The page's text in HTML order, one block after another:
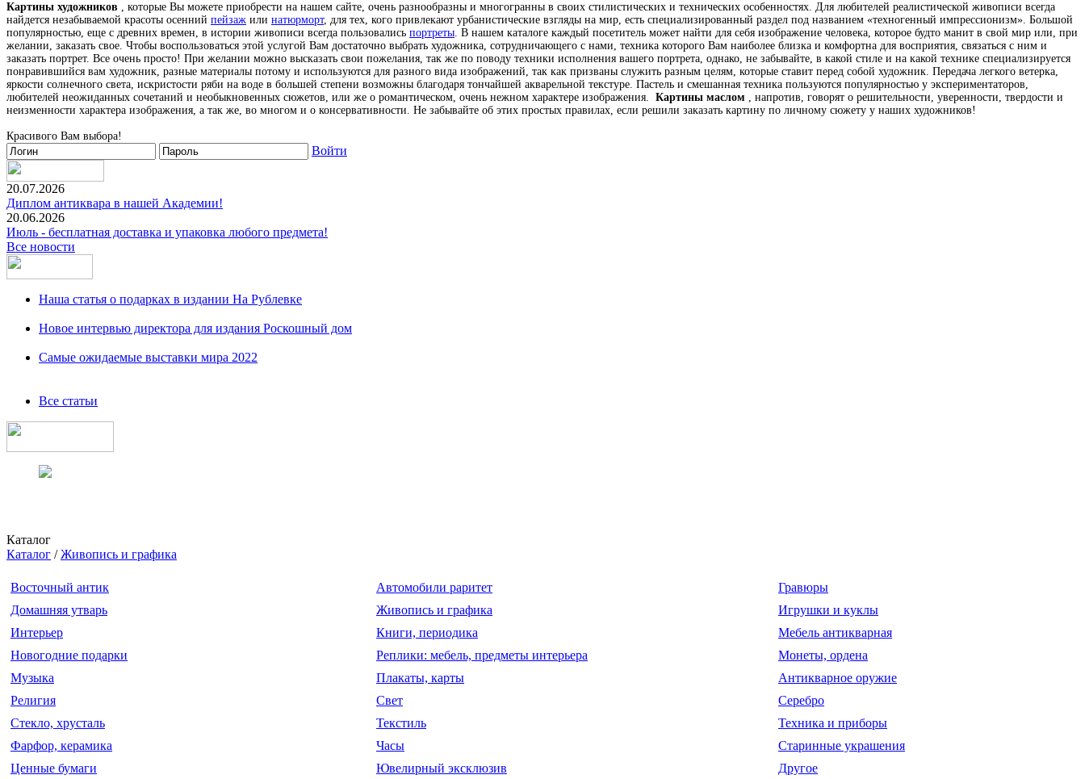
Картины художников , которые Вы можете приобрести на нашем сайте, очень разнообразны и многогранны в своих стилистических и технических особенностях. Для любителей реалистической живописи всегда
найдется незабываемой красоты осенний пейзаж или натюрморт, для тех, кого привлекают урбанистические взгляды на мир, есть специализированный раздел под названием «техногенный импрессионизм». Большой
популярностью, еще с древних времен, в истории живописи всегда пользовались портреты. В нашем каталоге каждый посетитель может найти для себя изображение человека, которое будто манит в свой мир или, при
желании, заказать свое. Чтобы воспользоваться этой услугой Вам достаточно выбрать художника, сотрудничающего с нами, техника которого Вам наиболее близка и комфортна для восприятия, связаться с ним и
заказать портрет. Все очень просто! При желании можно высказать свои пожелания, так же по поводу техники исполнения вашего портрета, однако, не забывайте, в какой стиле и на какой технике специализируется
понравившийся вам художник, разные материалы потому и используются для разного вида изображений, так как призваны служить разным целям, которые ставит перед собой художник. Передача легкого ветерка,
яркости солнечного света, искристости ряби на воде в большей степени возможны благодаря тончайшей акварельной текстуре. Пастель и смешанная техника пользуются популярностью у экспериментаторов,
любителей неожиданных сочетаний и необыкновенных сюжетов, или же о романтическом, очень нежном характере изображения. Картины маслом , напротив, говорят о решительности, уверенности, твердости и
неизменности характера изображения, а так же, во многом и о консервативности. Не забывайте об этих простых правилах, если решили заказать картину по личному сюжету у наших художников!
Красивого Вам выбора!
Войти
20.07.2026
Диплом антиквара в нашей Академии!
20.06.2026
Июль - бесплатная доставка и упаковка любого предмета!
Все новости
Наша статья о подарках в издании На Рублевке
Новое интервью директора для издания Роскошный дом
Самые ожидаемые выставки мира 2022
Все статьи
Каталог
Каталог /Живопись и графика
Восточный антик Автомобили раритет
Гравюры
Домашняя утварь
Живопись и графика
Игрушки и куклы
Интерьер
Книги, периодика
Мебель антикварная
Новогодние подарки
Реплики: мебель, предметы интерьера
Монеты, ордена
Музыка
Плакаты, карты
Антикварное оружие
Религия
Свет
Серебро
Стекло, хрусталь
Текстиль
Техника и приборы
Фарфор, керамика
Часы
Старинные украшения
Ценные бумаги
Ювелирный эксклюзив Другое